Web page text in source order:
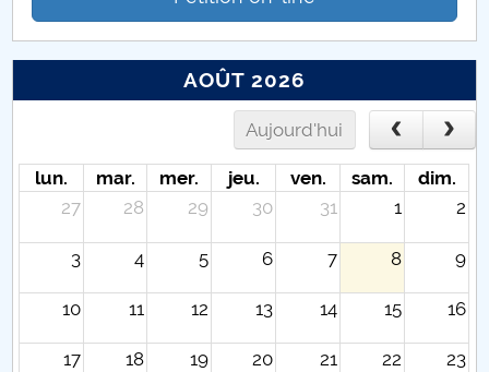
AOÛT 2026
Aujourd'hui
lun. mar. mer. jeu. ven. sam.
dim.
27
28 29 30 31 1 2
3 4 5 6 7 8 9
10 11 12 13 14 15 16
17 18 19 20 21 22 23